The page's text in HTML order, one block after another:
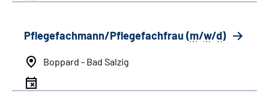
Pflegefachmann/Pflegefachfrau (m/w/d)
Boppard - Bad Salzig